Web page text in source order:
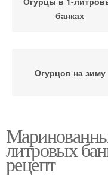
банках
Огурцов на зиму
Огурцы в банках
литровых
рецепт